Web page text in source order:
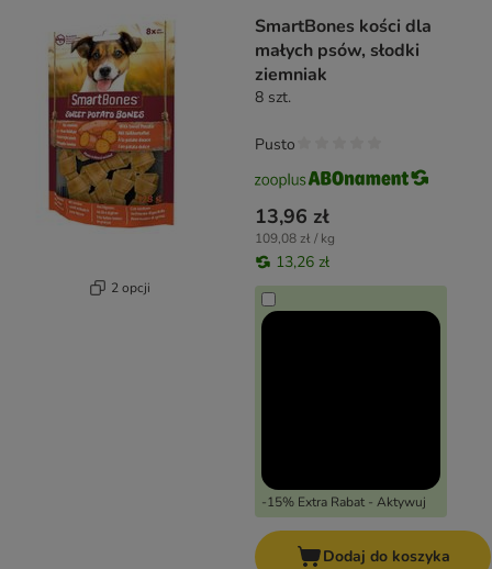
2 opcji
SmartBones kości dla
małych psów, słodki
ziemniak
8 szt.
13,96 zł
109,08 zł / kg
13,26 zł
-15% Extra Rabat - Aktywuj
Pusto
Dodaj do koszyka